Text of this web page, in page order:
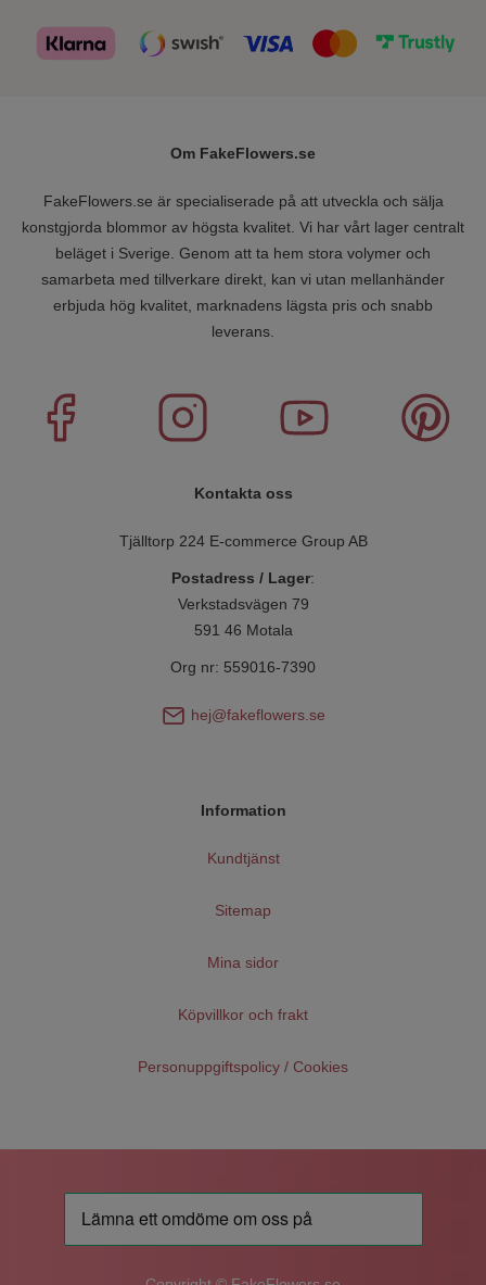
Om FakeFlowers.se
FakeFlowers.se är specialiserade på att utveckla och sälja
konstgjorda blommor av högsta kvalitet. Vi har vårt lager centralt
beläget i Sverige. Genom att ta hem stora volymer och
samarbeta med tillverkare direkt, kan vi utan mellanhänder
erbjuda hög kvalitet, marknadens lägsta pris och snabb
leverans.
Kontakta oss
Tjälltorp 224 E-commerce Group AB
Postadress / Lager:
Verkstadsvägen 79
591 46 Motala
Org nr: 559016-7390
hej@fakeflowers.se
Information
Kundtjänst
Sitemap
Mina sidor
Köpvillkor och frakt
Personuppgiftspolicy / Cookies